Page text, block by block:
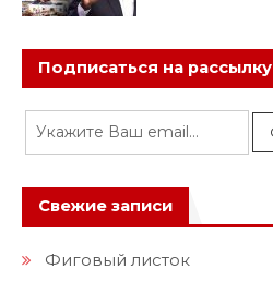
Подписаться на рассылку
Свежие записи
Фиговый листок